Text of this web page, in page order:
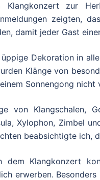
Klangkonzert zur
zeigten,
damit jeder Gast
üppige Dekoration in
Klänge von
Sonnengong nicht
von Klangschalen,
Xylophon, Zimbel
beabsichtigte ich,
dem Klangkonzert
erwerben.